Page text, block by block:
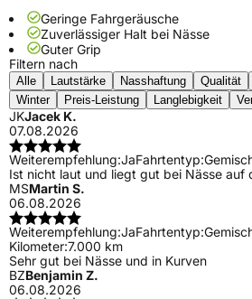
Geringe Fahrgeräusche
Zuverlässiger Halt bei Nässe
Guter Grip
Filtern nach
Alle Lautstärke Nasshaftung Qualität
Winter
Preis-Leistung Langlebigkeit
JKJacek K.
07.08.2026
Weiterempfehlung:JaFahrtentyp:
Ist nicht laut und liegt gut bei Nässe auf
MSMartin S.
06.08.2026
Weiterempfehlung:JaFahrtentyp:
Kilometer:7.000 km
Sehr gut bei Nässe und in Kurven
BZBenjamin Z.
06.08.2026